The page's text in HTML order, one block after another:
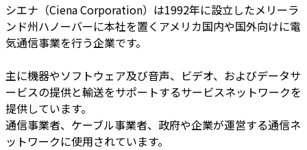
シエナ（Ciena Corporation）は1992年に設立したメリーラ
ンド州ハノーバーに本社を置くアメリカ国内や国外向けに電
気通信事業を行う企業です。
主に機器やソフトウェア及び音声、ビデオ、およびデータサ
ービスの提供と輸送をサポートするサービスネットワークを
提供しています。
通信事業者、ケーブル事業者、政府や企業が運営する通信ネ
ットワークに使用されています。